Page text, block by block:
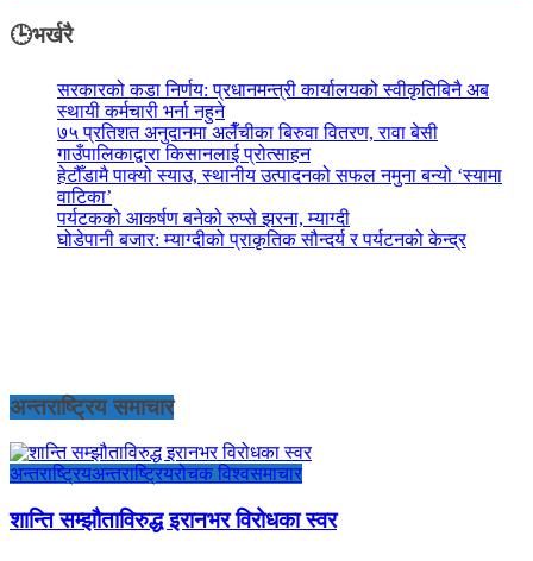
🕒भर्खरै
सरकारको कडा निर्णय: प्रधानमन्त्री कार्यालयको स्वीकृतिबिनै अब
स्थायी कर्मचारी भर्ना नहुने
७५ प्रतिशत अनुदानमा अलैँचीका बिरुवा वितरण, रावा बेसी
गाउँपालिकाद्वारा किसानलाई प्रोत्साहन
हेटौँडामै पाक्यो स्याउ, स्थानीय उत्पादनको सफल नमुना बन्यो ‘स्यामा
वाटिका’
पर्यटकको आकर्षण बनेको रुप्से झरना, म्याग्दी
घोडेपानी बजार: म्याग्दीको प्राकृतिक सौन्दर्य र पर्यटनको केन्द्र
अन्तराष्ट्रिय समाचार
अन्तराष्ट्रियअन्तराष्ट्रियरोचक विश्वसमाचार
शान्ति सम्झौताविरुद्ध इरानभर विरोधका स्वर